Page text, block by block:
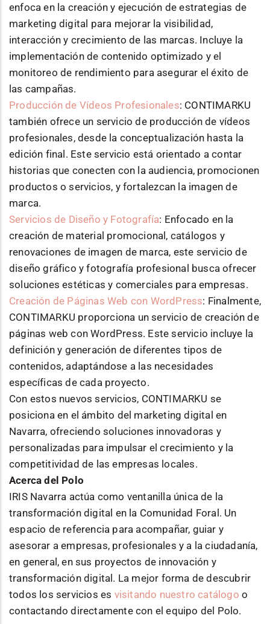
enfoca en la creación y ejecución de estrategias de
marketing digital para mejorar la visibilidad,
interacción y crecimiento de las marcas. Incluye la
implementación de contenido optimizado y el
monitoreo de rendimiento para asegurar el éxito de
las campañas.
Producción de Vídeos Profesionales: CONTIMARKU
también ofrece un servicio de producción de vídeos
profesionales, desde la conceptualización hasta la
edición final. Este servicio está orientado a contar
historias que conecten con la audiencia, promocionen
productos o servicios, y fortalezcan la imagen de
marca.
Servicios de Diseño y Fotografía: Enfocado en la
creación de material promocional, catálogos y
renovaciones de imagen de marca, este servicio de
diseño gráfico y fotografía profesional busca ofrecer
soluciones estéticas y comerciales para empresas.
Creación de Páginas Web con WordPress: Finalmente,
CONTIMARKU proporciona un servicio de creación de
páginas web con WordPress. Este servicio incluye la
definición y generación de diferentes tipos de
contenidos, adaptándose a las necesidades
específicas de cada proyecto.
Con estos nuevos servicios, CONTIMARKU se
posiciona en el ámbito del marketing digital en
Navarra, ofreciendo soluciones innovadoras y
personalizadas para impulsar el crecimiento y la
competitividad de las empresas locales.
Acerca del Polo
IRIS Navarra actúa como ventanilla única de la
transformación digital en la Comunidad Foral. Un
espacio de referencia para acompañar, guiar y
asesorar a empresas, profesionales y a la ciudadanía,
en general, en sus proyectos de innovación y
transformación digital. La mejor forma de descubrir
todos los servicios es visitando nuestro catálogo o
contactando directamente con el equipo del Polo.